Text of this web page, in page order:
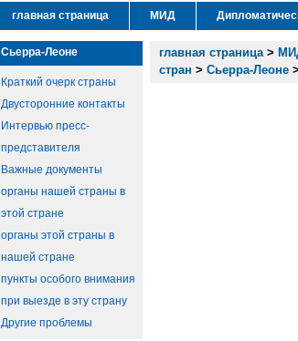
главная страница МИД
Сьерра-Леоне
Краткий очерк страны
Двусторонние контакты
Интервью пресс-
представителя
Важные документы
органы нашей страны в
этой стране
органы этой страны в
нашей стране
пункты особого внимания
при выезде в эту страну
Другие проблемы
главная страница>
стран > Сьерра-Леоне >